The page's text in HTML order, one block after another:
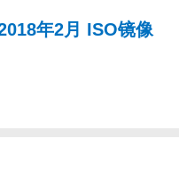
年2月 ISO镜像